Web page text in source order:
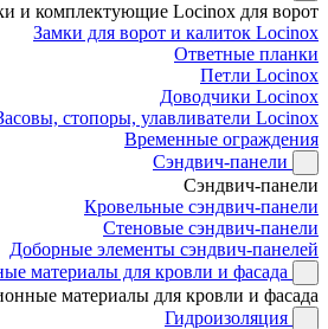
и комплектующие Locinox для ворот
Замки для ворот и калиток Locinox
Ответные планки
Петли Locinox
Доводчики Locinox
стопоры, улавливатели Locinox
Временные ограждения
Сэндвич-панели
Сэндвич-панели
Кровельные сэндвич-панели
Стеновые сэндвич-панели
Доборные элементы сэндвич-панелей
материалы для кровли и фасада
материалы для кровли и фасада
Гидроизоляция